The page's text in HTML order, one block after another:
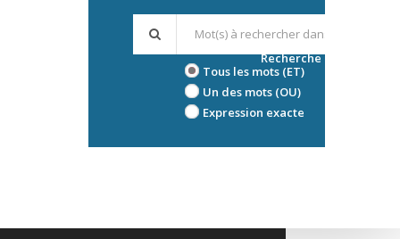
Tous les mots (ET)
Un des mots (OU)
Expression exacte
Recherche avancée